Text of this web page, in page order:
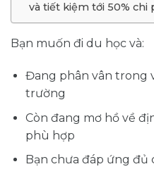
và tiết kiệm tới 50% chi
Bạn muốn đi du học và:
Đang phân vân trong
trường
Còn đang mơ hồ về
phù hợp
Bạn chưa đáp ứng đủ